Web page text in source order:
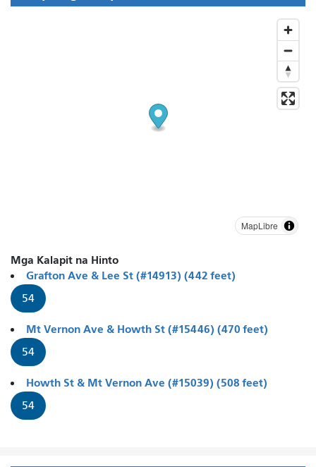
MapLibre
Mga Kalapit na Hinto
Grafton Ave & Lee St (#14913) (442 feet)
54
Mt Vernon Ave & Howth St (#15446) (470 feet)
54
Howth St & Mt Vernon Ave (#15039) (508 feet)
54